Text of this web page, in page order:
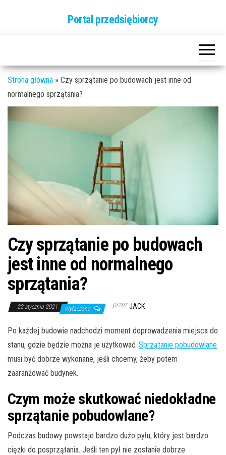
Portal przedsiębiorcy
Strona główna » Czy sprzątanie po budowach jest inne od
normalnego sprzątania?
Czy sprzątanie po budowach
jest inne od normalnego
sprzątania?
22 stycznia 2021 Wyłączono przez JACK
Po każdej budowie nadchodzi moment doprowadzenia miejsca do
stanu, gdzie będzie można je użytkować. Sprzątanie pobudowlane
musi być dobrze wykonane, jeśli chcemy, żeby potem
zaaranżować budynek.
Czym może skutkować niedokładne
sprzątanie pobudowlane?
Podczas budowy powstaje bardzo dużo pyłu, który jest bardzo
ciężki do posprzątania. Jeśli ten pył nie zostanie dobrze